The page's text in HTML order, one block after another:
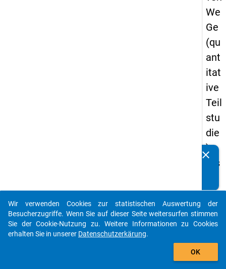
We
Ge
(qu
ant
itat
ive
Teil
stu
die
) -
ers
We
lle
59
clear
auto_stories
add_shopping_cart
Wir verwenden Cookies zur statistischen Auswertung der
Besucherzugriffe. Wenn Sie auf dieser Seite weitersurfen stimmen
Sie der Cookie-Nutzung zu. Weitere Informationen zu Cookies
erhalten Sie in unserer Datenschutzerkärung.
OK